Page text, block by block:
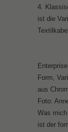
4.
ist die
Form,
aus
Foto:
Was
ist der